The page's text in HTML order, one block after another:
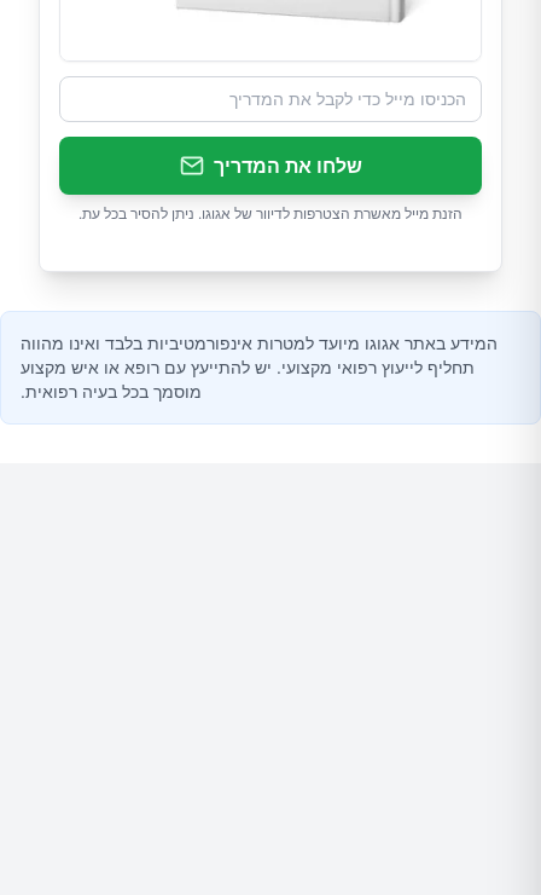
שלחו את המדריך
הזנת מייל מאשרת הצטרפות לדיוור של אגוגו. ניתן להסיר בכל עת.
המידע באתר אגוגו מיועד למטרות אינפורמטיביות בלבד ואינו מהווה
תחליף לייעוץ רפואי מקצועי. יש להתייעץ עם רופא או איש מקצוע
מוסמך בכל בעיה רפואית.